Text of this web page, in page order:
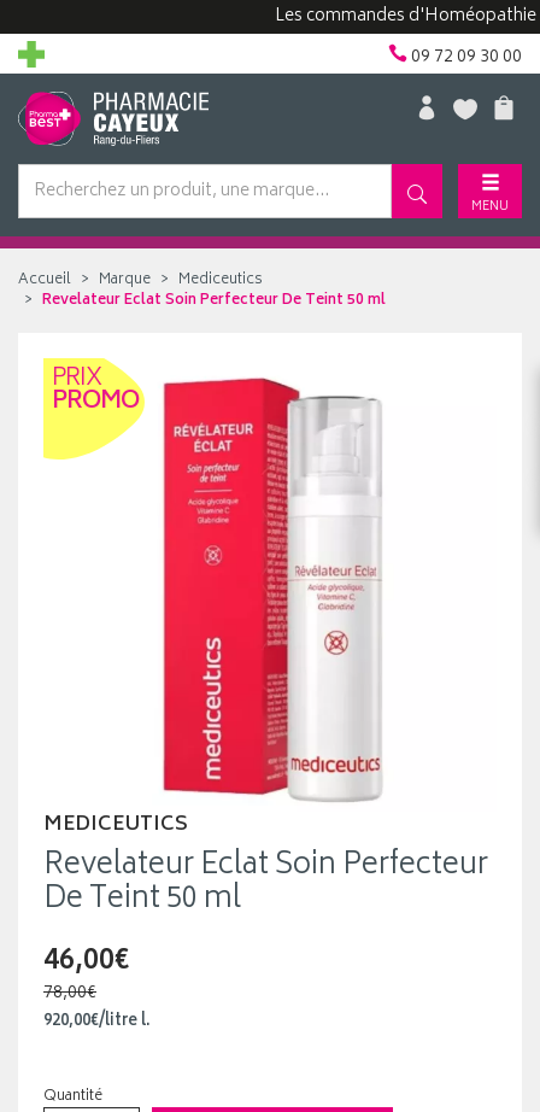
Les commandes d'Homéopathie
09 72 09 30 00
MENU
Accueil Marque
Mediceutics
Revelateur Eclat Soin Perfecteur De Teint 50 ml
PRIX
PROMO
MEDICEUTICS
Revelateur Eclat Soin Perfecteur
De Teint 50 ml
46,00€
78,00€
920,00€/litrel.
Quantité